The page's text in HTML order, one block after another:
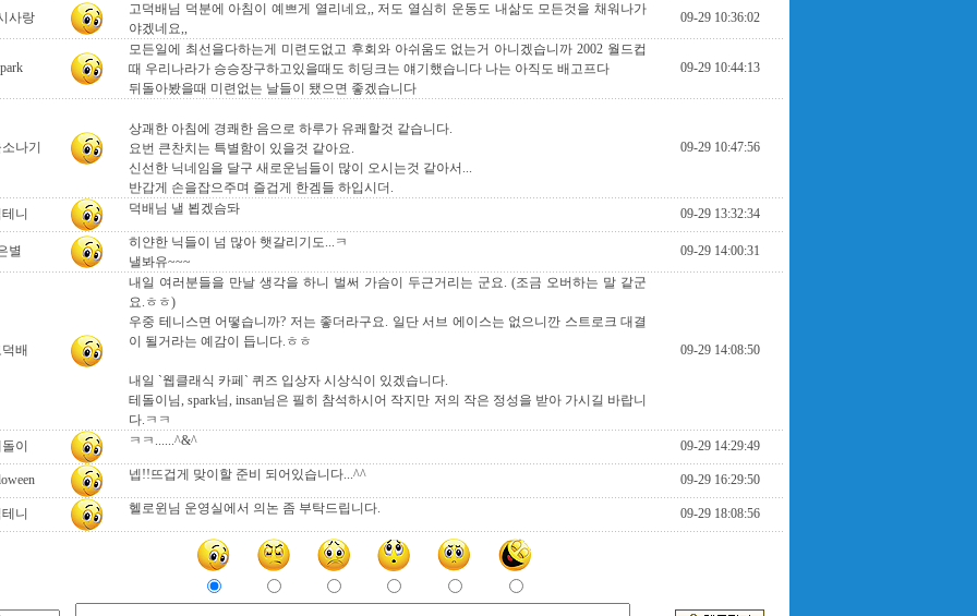
사랑
고덕배님 덕분에 아침이 예쁘게 열리네요,, 저도 열심히 운동도 내삶도 모든것을 채워나가
야겠네요,,
09-29 10:36:02
모든일에 최선을다하는게 미련도없고 후회와 아쉬움도 없는거 아니겠습니까 2002 월드컵
때 우리나라가 승승장구하고있을때도 히딩크는 얘기했습니다 나는 아직도 배고프다
뒤돌아봤을때 미련없는 날들이 됐으면 좋겠습니다
09-29 10:44:13
나기
상괘한 아침에 경쾌한 음으로 하루가 유쾌할것 같습니다.
요번 큰찬치는 특별함이 있을것 같아요.
신선한 닉네임을 달구 새로운님들이 많이 오시는것 같아서...
반갑게 손을잡으주며 즐겁게 한겜들 하입시더.
09-29 10:47:56
니 덕배님 낼 뵙겠슴돠 09-29 13:32:34
별
히얀한 닉들이 넘 많아 햇갈리기도...ㅋ
낼봐유~~~
09-29 14:00:31
배
내일 여러분들을 만날 생각을 하니 벌써 가슴이 두근거리는 군요. (조금 오버하는 말 같군
요.ㅎㅎ)
우중 테니스면 어떻습니까? 저는 좋더라구요. 일단 서브 에이스는 없으니깐 스트로크 대결
이 될거라는 예감이 듭니다.ㅎㅎ
내일 `웹클래식 카페` 퀴즈 입상자 시상식이 있겠습니다.
테돌이님, spark님, insan님은 필히 참석하시어 작지만 저의 작은 정성을 받아 가시길 바랍니
다.ㅋㅋ
09-29 14:08:50
이 ㅋㅋ......^&^ 09-29 14:29:49
넵!!뜨겁게 맞이할 준비 되어있습니다...^^ 09-29 16:29:50
니 헬로윈님 운영실에서 의논 좀 부탁드립니다. 09-29 18:08:56